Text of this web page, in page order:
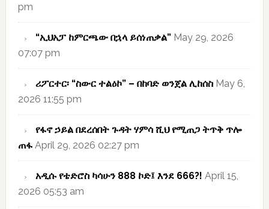
pm
“ኢህአፓ ከምርጫው በኋላ ይሰነጠቃል” May 29, 2026
07:07 pm
ሪፖርተር፡ “ስውር ተልዕኮ” – በከባድ ወንጀል ሊከሰስ May 6,
2026 11:55 pm
የፋኖ ኃይል በደረሰበት ጉዳት ሃምሳ ሺህ የሚጠጋ ትጥቅ ጥሎ
ጠፋ April 29, 2026 02:27 pm
አዲሱ የቴድሮስ ካሳሁን 888 ኮድ፤ እንደ 666?! April 15,
2026 05:53 am